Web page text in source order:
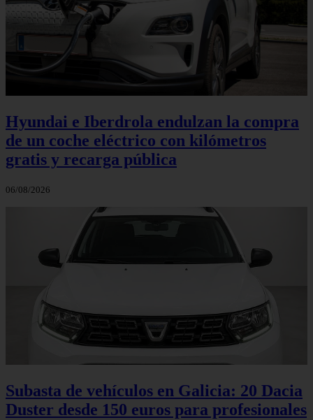
Hyundai e Iberdrola endulzan la compra
de un coche eléctrico con kilómetros
gratis y recarga pública
06/08/2026
Subasta de vehículos en Galicia: 20 Dacia
Duster desde 150 euros para profesionales